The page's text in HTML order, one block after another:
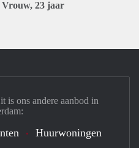
Vrouw, 23 jaar
is ons andere aanbod in
Huurwoningen